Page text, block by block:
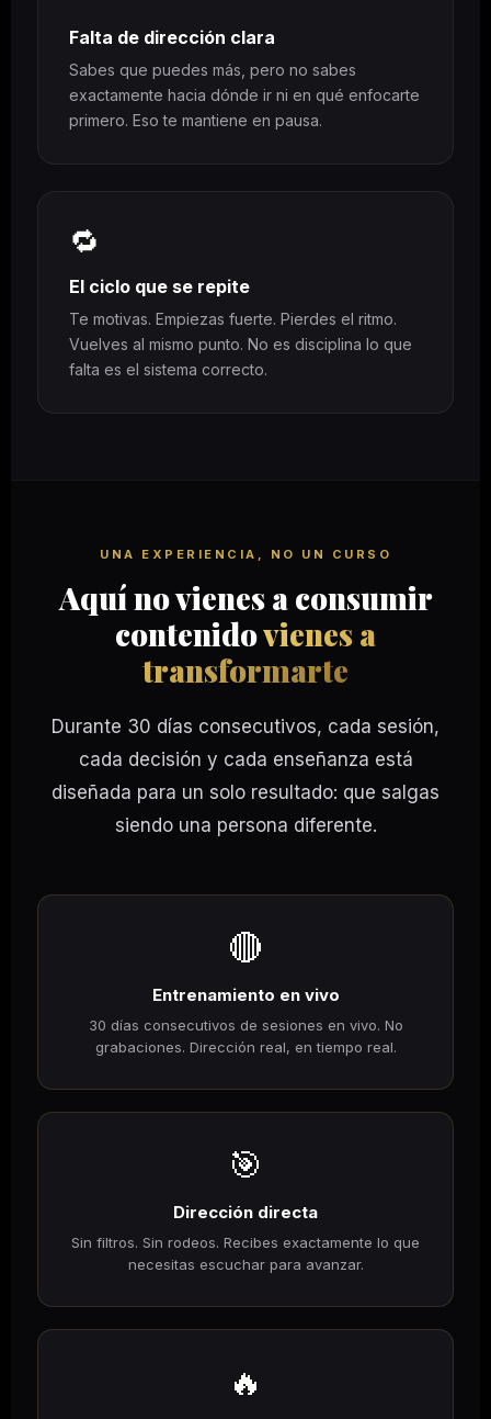
Falta de dirección clara
Sabes que puedes más, pero no sabes
exactamente hacia dónde ir ni en qué enfocarte
primero. Eso te mantiene en pausa.
🔁
El ciclo que se repite
Te motivas. Empiezas fuerte. Pierdes el ritmo.
Vuelves al mismo punto. No es disciplina lo que
falta es el sistema correcto.
UNA EXPERIENCIA, NO UN CURSO
Aquí no vienes a consumir
contenidovienes a
transformarte
Durante 30 días consecutivos, cada sesión,
cada decisión y cada enseñanza está
diseñada para un solo resultado: que salgas
siendo una persona diferente.
🔴
Entrenamiento en vivo
30 días consecutivos de sesiones en vivo. No
grabaciones. Dirección real, en tiempo real.
🎯
Dirección directa
Sin filtros. Sin rodeos. Recibes exactamente lo que
necesitas escuchar para avanzar.
🔥